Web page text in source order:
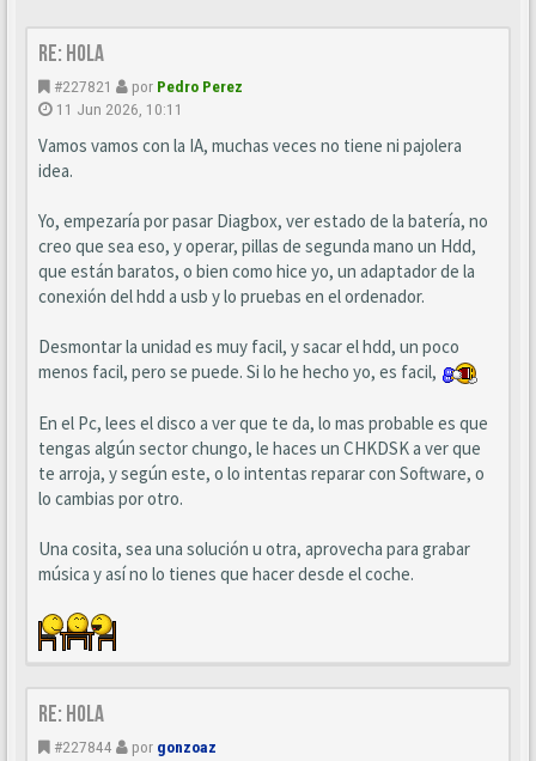
Re: Hola
#227821 por Pedro Perez
11 Jun 2026, 10:11
Vamos vamos con la IA, muchas veces no tiene ni pajolera
idea.
Yo, empezaría por pasar Diagbox, ver estado de la batería, no
creo que sea eso, y operar, pillas de segunda mano un Hdd,
que están baratos, o bien como hice yo, un adaptador de la
conexión del hdd a usb y lo pruebas en el ordenador.
Desmontar la unidad es muy facil, y sacar el hdd, un poco
menos facil, pero se puede. Si lo he hecho yo, es facil,
En el Pc, lees el disco a ver que te da, lo mas probable es que
tengas algún sector chungo, le haces un CHKDSK a ver que
te arroja, y según este, o lo intentas reparar con Software, o
lo cambias por otro.
Una cosita, sea una solución u otra, aprovecha para grabar
música y así no lo tienes que hacer desde el coche.
Re: Hola
#227844 por gonzoaz